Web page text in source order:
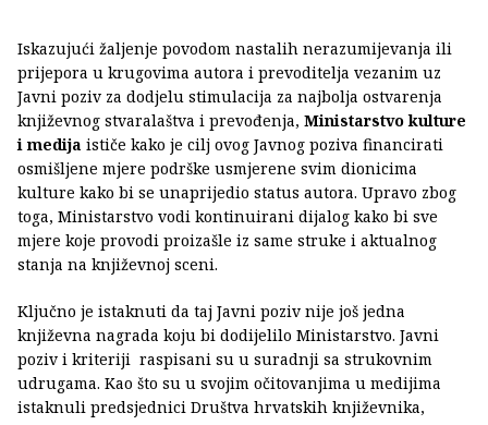
Iskazujući žaljenje povodom nastalih nerazumijevanja ili
prijepora u krugovima autora i prevoditelja vezanim uz
Javni poziv za dodjelu stimulacija za najbolja ostvarenja
književnog stvaralaštva i prevođenja, Ministarstvo kulture
i medija ističe kako je cilj ovog Javnog poziva financirati
osmišljene mjere podrške usmjerene svim dionicima
kulture kako bi se unaprijedio status autora. Upravo zbog
toga, Ministarstvo vodi kontinuirani dijalog kako bi sve
mjere koje provodi proizašle iz same struke i aktualnog
stanja na književnoj sceni.
Ključno je istaknuti da taj Javni poziv nije još jedna
književna nagrada koju bi dodijelilo Ministarstvo. Javni
poziv i kriteriji raspisani su u suradnji sa strukovnim
udrugama. Kao što su u svojim očitovanjima u medijima
istaknuli predsjednici Društva hrvatskih književnika,